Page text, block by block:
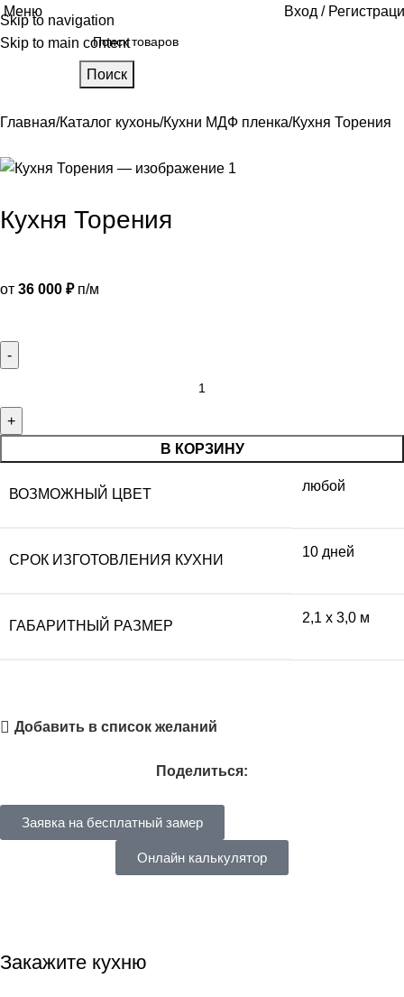
Skip to navigation
Skip to main content
Меню Вход /
Поиск
Главная Каталог кухонь Кухни МДФ пленка Кухня Торения
Кухня Торения
от 36 000 ₽п/м
В КОРЗИНУ
ВОЗМОЖНЫЙ ЦВЕТ
любой
СРОК ИЗГОТОВЛЕНИЯ КУХНИ
10 дней
ГАБАРИТНЫЙ РАЗМЕР
2,1 x 3,0 м
Добавить в список желаний
Поделиться:
Заявка на бесплатный замер
Онлайн калькулятор
Закажите кухню